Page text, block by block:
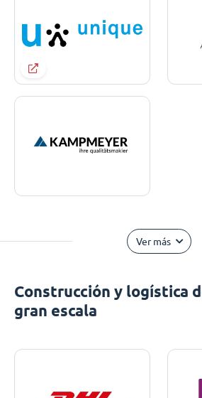
Ver más
Construcción y logística
gran escala